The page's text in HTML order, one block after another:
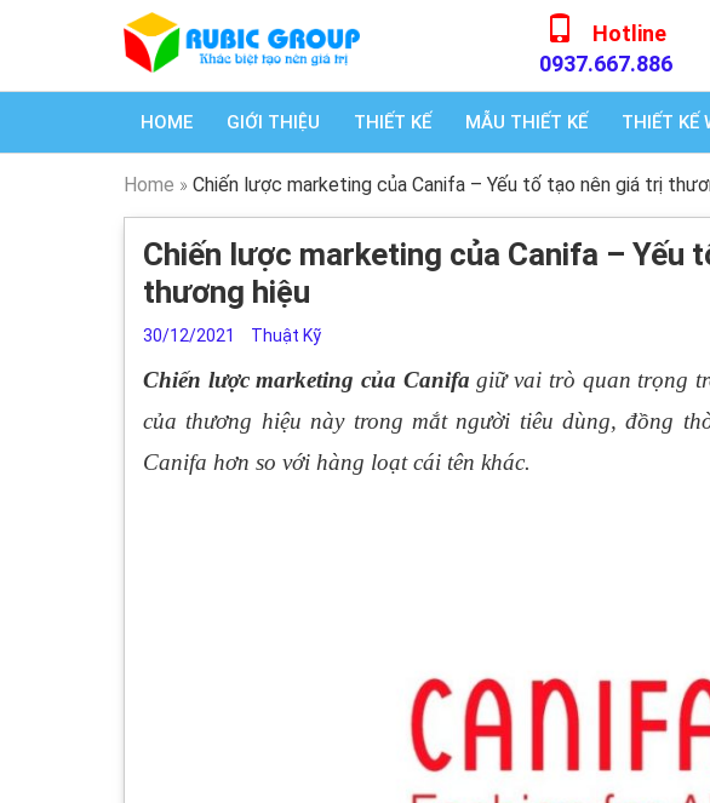
Hotline
0937.667.886
HOME GIỚI THIỆU THIẾT KẾ MẪU THIẾT KẾ THIẾT KẾ
Home » Chiến lược marketing của Canifa – Yếu tố tạo nên giá trị
Chiến lược marketing của Canifa – Yếu
thương hiệu
30/12/2021 Thuật Kỹ
Chiến lược marketing của Canifa giữ vai trò quan trọng
của thương hiệu này trong mắt người tiêu dùng, đồng
Canifa hơn so với hàng loạt cái tên khác.